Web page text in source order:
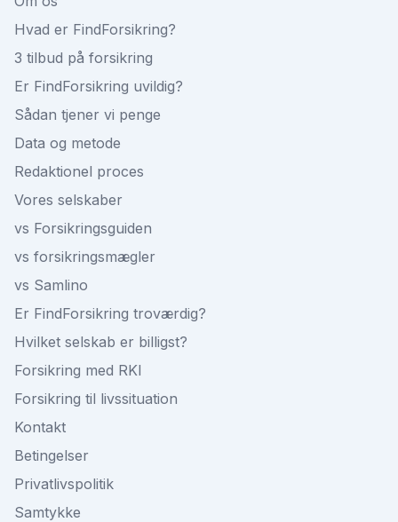
Hvad er FindForsikring?
3 tilbud på forsikring
Er FindForsikring uvildig?
Sådan tjener vi penge
Data og metode
Redaktionel proces
Vores selskaber
vs Forsikringsguiden
vs forsikringsmægler
vs Samlino
Er FindForsikring troværdig?
Hvilket selskab er billigst?
Forsikring med RKI
Forsikring til livssituation
Kontakt
Betingelser
Privatlivspolitik
Samtykke